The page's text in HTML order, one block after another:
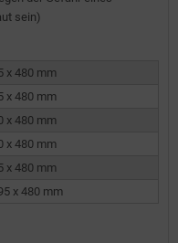
sein)
x 480 mm
x 480 mm
x 480 mm
x 480 mm
x 480 mm
x 480 mm